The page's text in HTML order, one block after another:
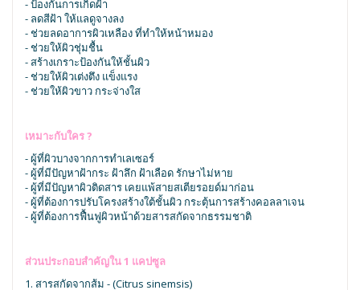
- ป้องกันการเกิดฝ้า
- ลดสีฝ้า ให้แลดูจางลง
- ช่วยลดอาการผิวเหลือง ที่ทำให้หน้าหมอง
- ช่วยให้ผิวชุ่มชื้น
- สร้างเกราะป้องกันให้ชั้นผิว
- ช่วยให้ผิวเต่งตึง แข็งแรง
- ช่วยให้ผิวขาว กระจ่างใส
เหมาะกับใคร ?
- ผู้ที่ผิวบางจากการทำเลเซอร์
- ผู้ที่มีปัญหาฝ้ากระ ฝ้าลึก ฝ้าเลือด รักษาไม่หาย
- ผู้ที่มีปัญหาผิวติดสาร เคยแพ้สายสเตียรอยด์มาก่อน
- ผู้ที่ต้องการปรับโครงสร้างใต้ชั้นผิว กระตุ้นการสร้างคอลลาเจน
- ผู้ที่ต้องการฟื้นฟูผิวหน้าด้วยสารสกัดจากธรรมชาติ
ส่วนประกอบสำคัญใน 1 แคปซูล
1. สารสกัดจากส้ม - (Citrus sinemsis)